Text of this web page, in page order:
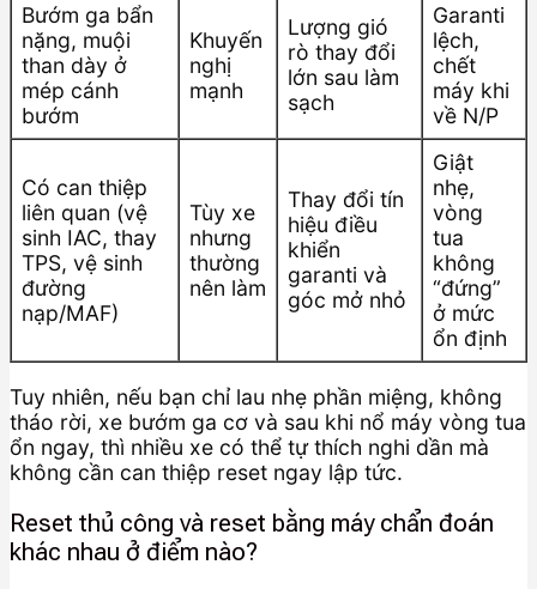
Bướm ga bẩn
nặng, muội
than dày ở
mép cánh
bướm
Khuyến
nghị
mạnh
Lượng gió
rò thay đổi
lớn sau làm
sạch
Garanti
lệch,
chết
máy khi
về N/P
Có can thiệp
liên quan (vệ
sinh IAC, thay
TPS, vệ sinh
đường
nạp/MAF)
Tùy xe
nhưng
thường
nên làm
Thay đổi tín
hiệu điều
khiển
garanti và
góc mở nhỏ
Giật
nhẹ,
vòng
tua
không
“đứng”
ở mức
ổn định
Tuy nhiên, nếu bạn chỉ lau nhẹ phần miệng, không
tháo rời, xe bướm ga cơ và sau khi nổ máy vòng tua
ổn ngay, thì nhiều xe có thể tự thích nghi dần mà
không cần can thiệp reset ngay lập tức.
Reset thủ công và reset bằng máy chẩn đoán
khác nhau ở điểm nào?